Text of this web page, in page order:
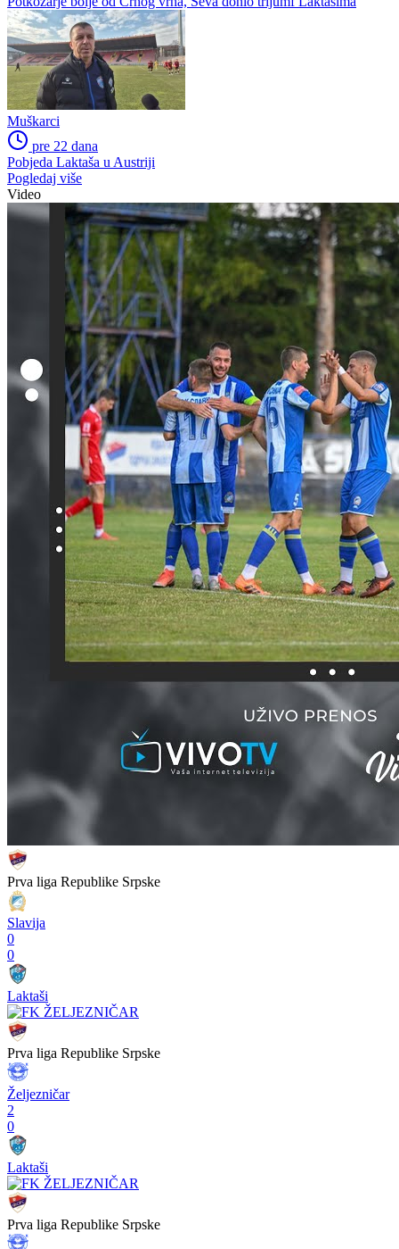
Muškarci
pre 22 dana
Pobjeda Laktaša u Austriji
Pogledaj više
Video
Prva liga Republike Srpske
Slavija
0
0
Laktaši
Prva liga Republike Srpske
Željezničar
2
0
Laktaši
Prva liga Republike Srpske